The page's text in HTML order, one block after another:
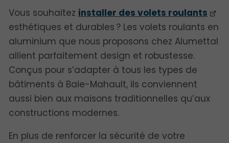
Vous souhaitez installer des volets roulants
esthétiques et durables ? Les volets roulants en
aluminium que nous proposons chez Alumettal
allient parfaitement design et robustesse.
Conçus pour s’adapter à tous les types de
bâtiments à Baie-Mahault, ils conviennent
aussi bien aux maisons traditionnelles qu’aux
constructions modernes.
En plus de renforcer la sécurité de votre